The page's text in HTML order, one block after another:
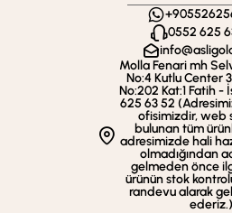
0552 625
Molla Fenari mh
No:4 Kutlu Center
No:202 Kat:1 Fatih -
625 63 52
ofisimizdir, web
bulunan tüm
adresimizde hali
olmadığından
gelmeden önce
ürünün stok
randevu alarak
ederiz.)